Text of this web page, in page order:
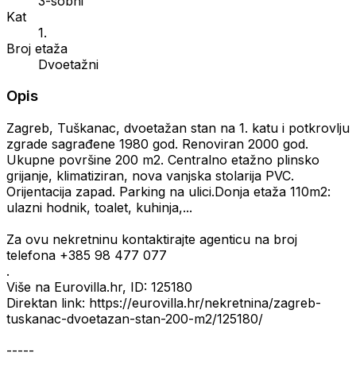
Kat
1.
Broj etaža
Dvoetažni
Opis
Zagreb, Tuškanac, dvoetažan stan na 1. katu i potkrovlju
zgrade sagrađene 1980 god. Renoviran 2000 god.
Ukupne površine 200 m2. Centralno etažno plinsko
grijanje, klimatiziran, nova vanjska stolarija PVC.
Orijentacija zapad. Parking na ulici.Donja etaža 110m2:
ulazni hodnik, toalet, kuhinja,...
Za ovu nekretninu kontaktirajte agenticu na broj
telefona +385 98 477 077
.
Više na Eurovilla.hr, ID: 125180
Direktan link: https://eurovilla.hr/nekretnina/zagreb-
tuskanac-dvoetazan-stan-200-m2/125180/
-----